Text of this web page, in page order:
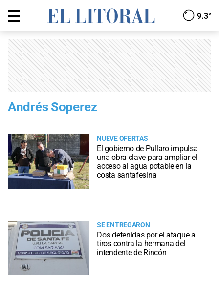
9.3°
Andrés Soperez
NUEVE OFERTAS
El gobierno de Pullaro impulsa
una obra clave para ampliar el
acceso al agua potable en la
costa santafesina
SE ENTREGARON
Dos detenidas por el ataque a
tiros contra la hermana del
intendente de Rincón